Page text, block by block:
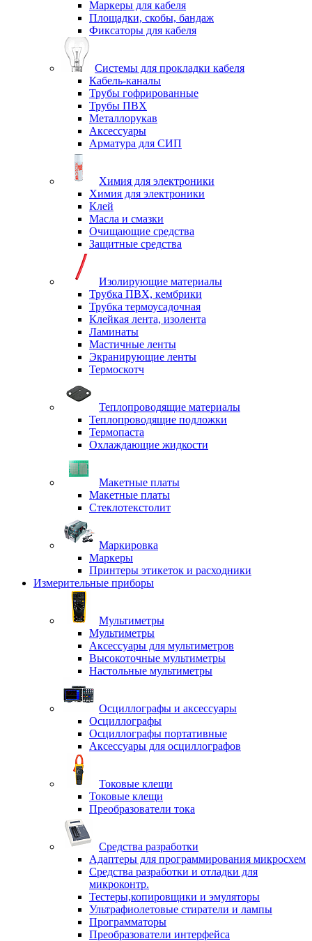
Маркеры для кабеля
Площадки, скобы, бандаж
Фиксаторы для кабеля
Системы для прокладки кабеля
Кабель-каналы
Трубы гофрированные
Трубы ПВХ
Металлорукав
Аксессуары
Арматура для СИП
Химия для электроники
Химия для электроники
Клей
Масла и смазки
Очищающие средства
Защитные средства
Изолирующие материалы
Трубка ПВХ, кембрики
Трубка термоусадочная
Клейкая лента, изолента
Ламинаты
Мастичные ленты
Экранирующие ленты
Термоскотч
Теплопроводящие материалы
Теплопроводящие подложки
Термопаста
Охлаждающие жидкости
Макетные платы
Макетные платы
Стеклотекстолит
Маркировка
Маркеры
Принтеры этикеток и расходники
Измерительные приборы
Мультиметры
Мультиметры
Аксессуары для мультиметров
Высокоточные мультиметры
Настольные мультиметры
Осциллографы и аксессуары
Осциллографы
Осциллографы портативные
Аксессуары для осциллографов
Токовые клещи
Токовые клещи
Преобразователи тока
Средства разработки
Адаптеры для программирования микросхем
Средства разработки и отладки для
микроконтр.
Тестеры,копировщики и эмуляторы
Ультрафиолетовые стиратели и лампы
Программаторы
Преобразователи интерфейса